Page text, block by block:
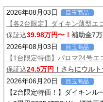
2026年08月03日 目玉商品
【各2台限定】ダイキン薄型
保証込39.98万円〜！ 補助金7
2026年08月03日
目玉商品
【1台限定特価】パロマ24号
保証込24.5万円！ さらにウル
2026年06月20日
目玉商品
【2台限定特価！】ダイキン